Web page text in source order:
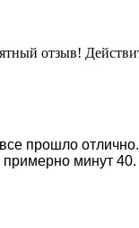
отзыв!
прошло
минут 40.